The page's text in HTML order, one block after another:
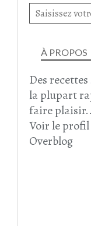
À PROPOS
Des
la plupart
faire
Voir le profil
Overblog